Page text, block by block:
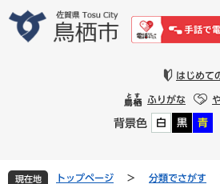
文
はじめて
ふりがな
背景色 白 黒 青
現在地 トップページ > 分類でさがす